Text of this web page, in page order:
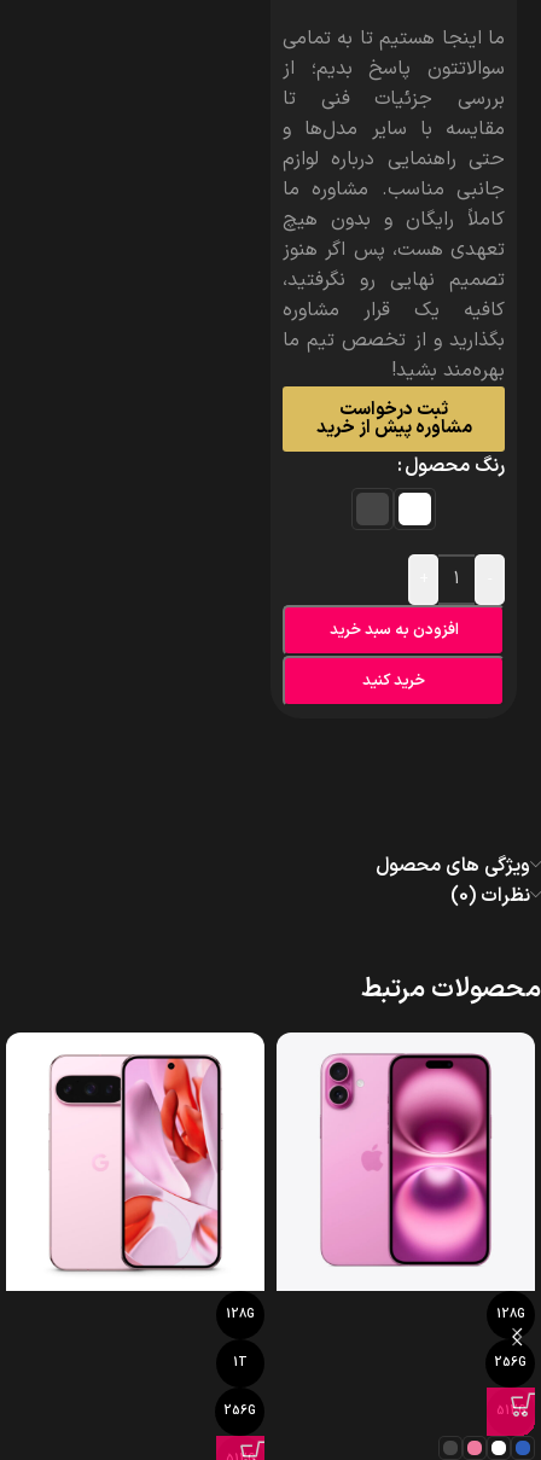
ما اینجا هستیم تا به تمامی
سوالاتتون پاسخ بدیم؛ از
بررسی جزئیات فنی تا
مقایسه با سایر مدل‌ها و
حتی راهنمایی درباره لوازم
جانبی مناسب. مشاوره ما
کاملاً رایگان و بدون هیچ
تعهدی هست، پس اگر هنوز
تصمیم نهایی رو نگرفتید،
کافیه یک قرار مشاوره
بگذارید و از تخصص تیم ما
بهره‌مند بشید!
ثبت درخواست
مشاوره پیش از خرید
رنگ محصول
افزودن به سبد خرید
خرید کنید
ویژگی های محصول
نظرات (0)
محصولات مرتبط
128G
256G
512G
128G
1T
256G